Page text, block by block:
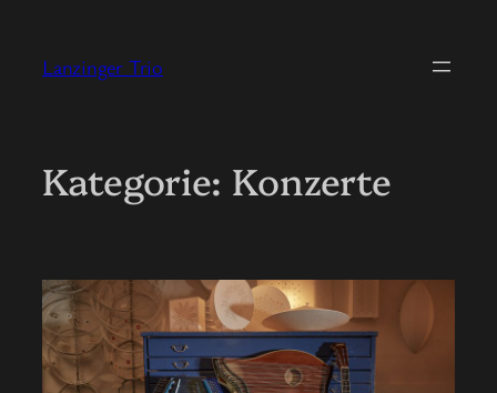
springen
Lanzinger Trio
Kategorie: Konzerte